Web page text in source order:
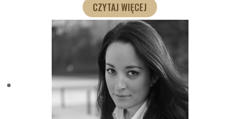
CZYTAJ WIĘCEJ